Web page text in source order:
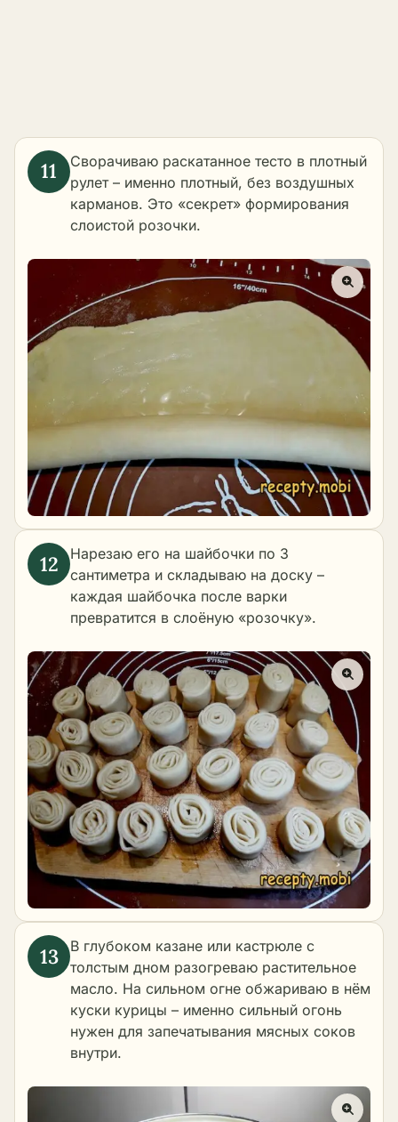
Сворачиваю раскатанное тесто в плотный
рулет – именно плотный, без воздушных
карманов. Это «секрет» формирования
слоистой розочки.
Нарезаю его на шайбочки по 3
сантиметра и складываю на доску –
каждая шайбочка после варки
превратится в слоёную «розочку».
В глубоком казане или кастрюле с
толстым дном разогреваю растительное
масло. На сильном огне обжариваю в нём
куски курицы – именно сильный огонь
нужен для запечатывания мясных соков
внутри.